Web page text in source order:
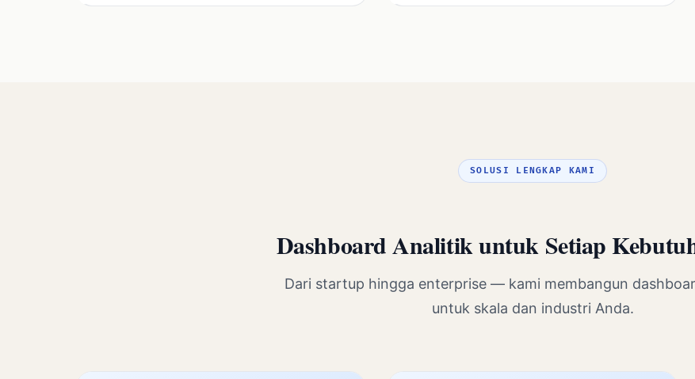
SOLUSI LENGKAP KAMI
Dashboard Analitik untuk Setiap
Dari startup hingga enterprise — kami membangun
untuk skala dan industri Anda.